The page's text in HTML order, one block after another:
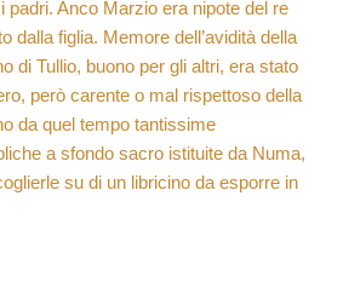
padri. Anco Marzio era nipote del re
dalla figlia. Memore dell’avidità della
di Tullio, buono per gli altri, era stato
però carente o mal rispettoso della
da quel tempo tantissime
a sfondo sacro istituite da Numa,
su di un libricino da esporre in